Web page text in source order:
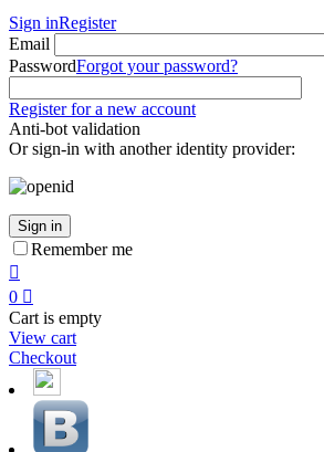
Sign inRegister
Email
PasswordForgot your password?
Register for a new account
Anti-bot validation
Or sign-in with another identity provider:
Sign in
Remember me

0 
Cart is empty
View cart
Checkout